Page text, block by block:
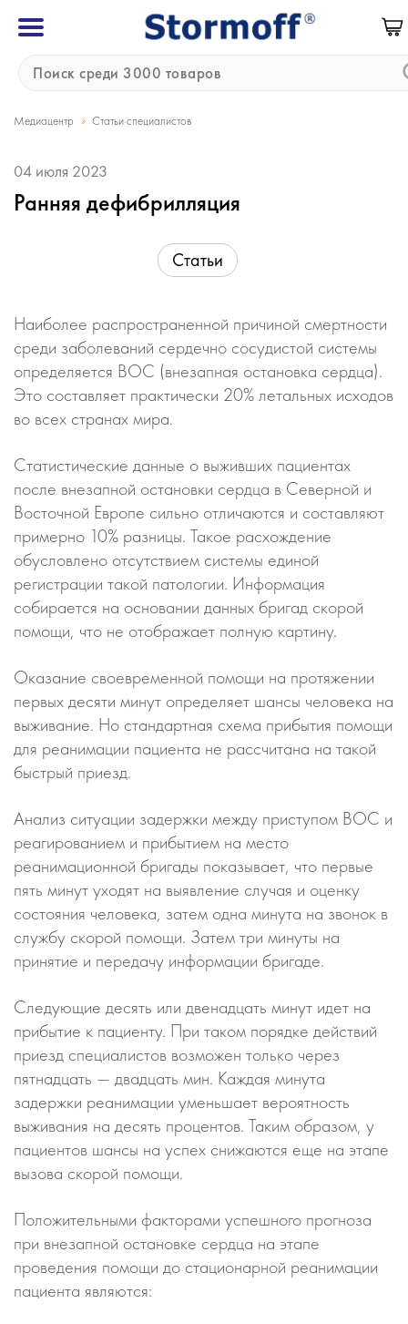
Медиацентр » Статьи специалистов
04 июля 2023
Ранняя дефибрилляция
Статьи
Наиболее распространенной причиной смертности
среди заболеваний сердечно сосудистой системы
определяется ВОС (внезапная остановка сердца).
Это составляет практически 20% летальных исходов
во всех странах мира.
Статистические данные о выживших пациентах
после внезапной остановки сердца в Северной и
Восточной Европе сильно отличаются и составляют
примерно 10% разницы. Такое расхождение
обусловлено отсутствием системы единой
регистрации такой патологии. Информация
собирается на основании данных бригад скорой
помощи, что не отображает полную картину.
Оказание своевременной помощи на протяжении
первых десяти минут определяет шансы человека на
выживание. Но стандартная схема прибытия помощи
для реанимации пациента не рассчитана на такой
быстрый приезд.
Анализ ситуации задержки между приступом ВОС и
реагированием и прибытием на место
реанимационной бригады показывает, что первые
пять минут уходят на выявление случая и оценку
состояния человека, затем одна минута на звонок в
службу скорой помощи. Затем три минуты на
принятие и передачу информации бригаде.
Следующие десять или двенадцать минут идет на
прибытие к пациенту. При таком порядке действий
приезд специалистов возможен только через
пятнадцать — двадцать мин. Каждая минута
задержки реанимации уменьшает вероятность
выживания на десять процентов. Таким образом, у
пациентов шансы на успех снижаются еще на этапе
вызова скорой помощи.
Положительными факторами успешного прогноза
при внезапной остановке сердца на этапе
проведения помощи до стационарной реанимации
пациента являются: